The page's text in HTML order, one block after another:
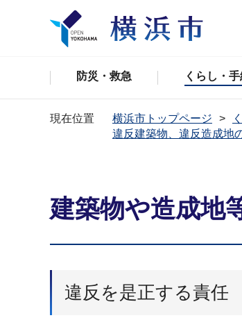
防災・救急 くらし・手
現在位置 横浜市トップページ
違反建築物、違反造成地
建築物や造成地
違反を是正する責任